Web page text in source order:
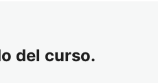
del curso.